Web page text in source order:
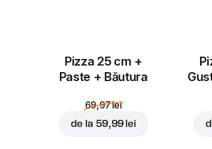
Pizza 25 cm +
Paste + Băutura
69,97 lei
de la 59,99 lei